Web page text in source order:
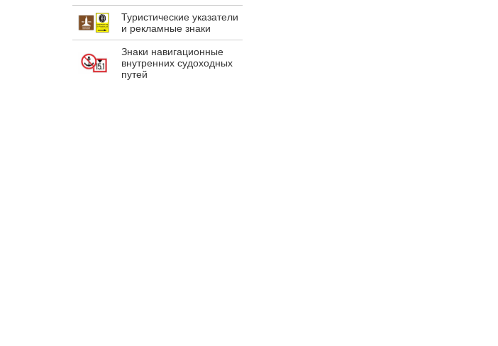
Туристические указатели
и рекламные знаки
Знаки навигационные
внутренних судоходных
путей